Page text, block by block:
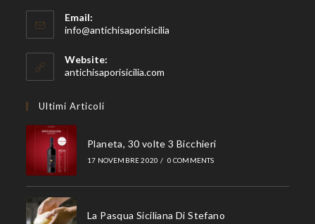
Email:
info@antichisaporisicilia
Website:
antichisaporisicilia.com
Ultimi Articoli
Planeta, 30 volte 3 Bicchieri
17 NOVEMBRE 2020 / 0 COMMENTS
La Pasqua Siciliana Di Stefano